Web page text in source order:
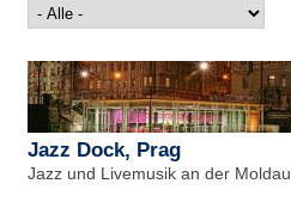
Jazz Dock, Prag
Jazz und Livemusik an der Moldau